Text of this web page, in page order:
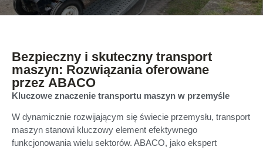
Bezpieczny i skuteczny transport
maszyn: Rozwiązania oferowane
przez ABACO
Kluczowe znaczenie transportu maszyn w przemyśle
W dynamicznie rozwijającym się świecie przemysłu, transport
maszyn stanowi kluczowy element efektywnego
funkcjonowania wielu sektorów. ABACO, jako ekspert